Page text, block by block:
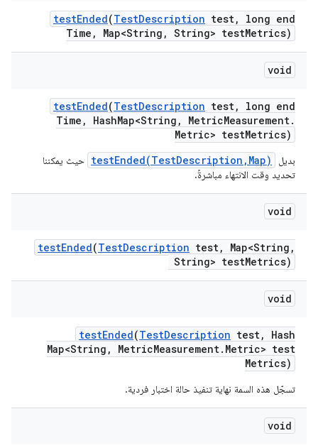
testEnded(TestDescription test,
long end
Time , Map<String , String> testMetrics)
void
testEnded(TestDescription test,
long end
Time , HashMap<String , MetricMeasurement.
Metric> testMetrics)
بديل testEnded(TestDescription,Map) حيث يمكننا
تحديد وقت الانتهاء مباشرةً.
void
testEnded(TestDescription test, Map<String ,
String> testMetrics)
void
testEnded(TestDescription test,
Hash
Map<String , MetricMeasurement. Metric> test
Metrics)
تسجّل هذه السمة نهاية تنفيذ حالة اختبار فردية.
void